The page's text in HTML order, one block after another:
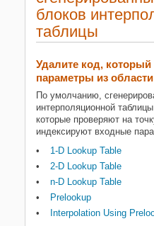
Основы окружения Simulink
Библиотеки блоков
Интерполяционные таблицы
Simulink
Моделирование
Проектирование поведения модели
Нелинейность
код для блоков
таблицы
НА ЭТОЙ СТРАНИЦЕ
Удалите код, который проверяет на
входные параметры из области
блоков
таблицы
Удалите код,
параметры из
По умолчанию,
интерполяционной
которые проверяют на
индексируют входные
1-D Lookup Table
2-D Lookup Table
n-D Lookup Table
Prelookup
Interpolation Using